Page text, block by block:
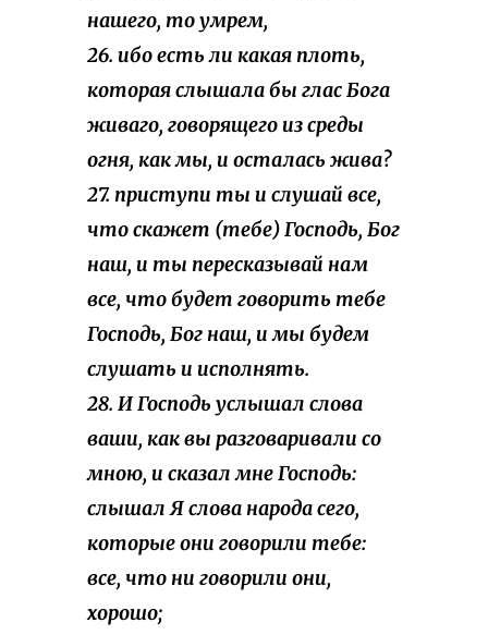
нашего, то умрем,
26. ибо есть ли какая плоть,
которая слышала бы глас Бога
живаго, говорящего из среды
огня, как мы, и осталась жива?
27. приступи ты и слушай все,
что скажет (тебе) Господь, Бог
наш, и ты пересказывай нам
все, что будет говорить тебе
Господь, Бог наш, и мы будем
слушать и исполнять.
28. И Господь услышал слова
ваши, как вы разговаривали со
мною, и сказал мне Господь:
слышал Я слова народа сего,
которые они говорили тебе:
все, что ни говорили они,
хорошо;